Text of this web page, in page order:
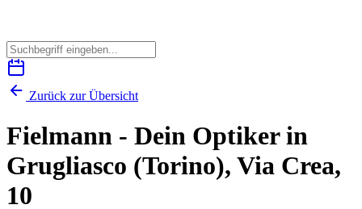
Zurück zur Übersicht
Fielmann - Dein Optiker in
Grugliasco (Torino), Via Crea,
10